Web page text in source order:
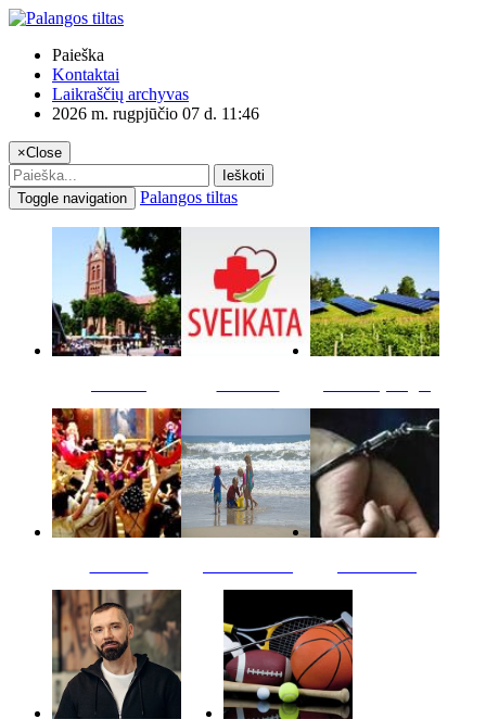
Paieška
Kontaktai
Laikraščių archyvas
2026 m. rugpjūčio 07 d. 11:46
×Close
Ieškoti
Toggle navigation
Palangos tiltas